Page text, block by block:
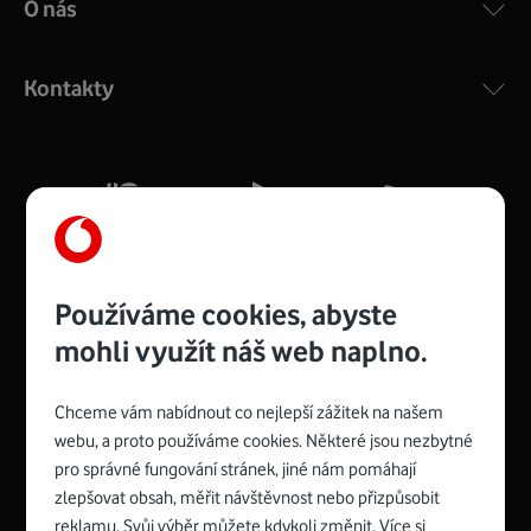
COMPAL CH7465VF
silný signál pro celou domácnost. Kompaktní rozměry 21
Více o COMPAL CH7465VF
Zyxel VMG8623-T50B:
Rozměry modemu jsou 16 x 22 x 7,5 cm (včetně stojánku)
Spojte se s Vodafonem
O nás
Kontakty
Používáme cookies, abyste
mohli využít náš web naplno.
Chceme vám nabídnout co nejlepší zážitek na našem
webu, a proto používáme cookies. Některé jsou nezbytné
pro správné fungování stránek, jiné nám pomáhají
zlepšovat obsah, měřit návštěvnost nebo přizpůsobit
reklamu. Svůj výběr můžete kdykoli změnit. Více si